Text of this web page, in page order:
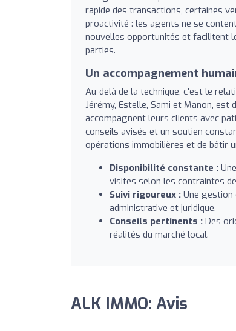
rapide des transactions, certaines
proactivité : les agents ne se
nouvelles opportunités et facilitent
parties.
Un accompagnement
Au-delà de la technique, c'est le
Jérémy, Estelle, Sami et Manon,
accompagnent leurs clients avec
conseils avisés et un soutien
opérations immobilières et de bâtir
Disponibilité constante :
visites selon les contraintes
Suivi rigoureux : Une gestion
administrative et juridique.
Conseils pertinents : Des
réalités du marché local.
ALK IMMO: Avis